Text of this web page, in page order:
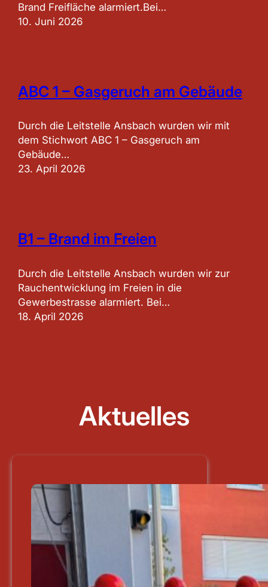
Brand Freifläche alarmiert.Bei…
10. Juni 2026
ABC 1 – Gasgeruch am Gebäude
Durch die Leitstelle Ansbach wurden wir mit
dem Stichwort ABC 1 – Gasgeruch am
Gebäude…
23. April 2026
B1 – Brand im Freien
Durch die Leitstelle Ansbach wurden wir zur
Rauchentwicklung im Freien in die
Gewerbestrasse alarmiert. Bei…
18. April 2026
Aktuelles